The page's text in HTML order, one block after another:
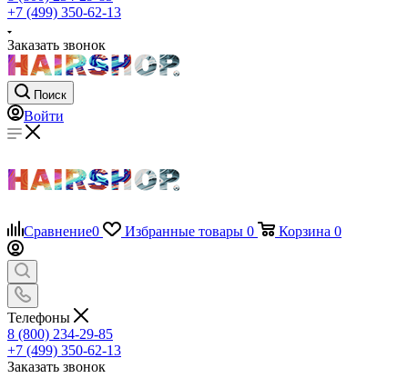
+7 (499) 350-62-13
Заказать звонок
Поиск
Войти
Сравнение0 Избранные товары 0 Корзина 0
Телефоны
8 (800) 234-29-85
+7 (499) 350-62-13
Заказать звонок